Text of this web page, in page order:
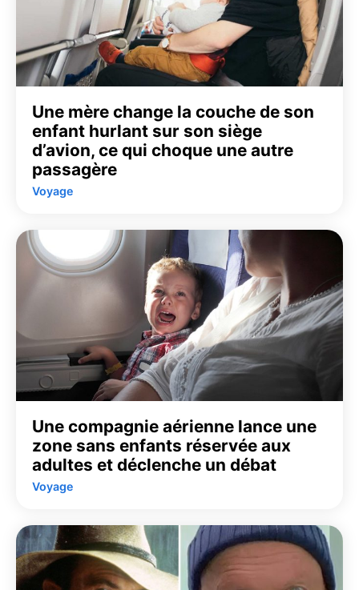
Une mère change la couche de son
enfant hurlant sur son siège
d’avion, ce qui choque une autre
passagère
Voyage
Une compagnie aérienne lance une
zone sans enfants réservée aux
adultes et déclenche un débat
Voyage